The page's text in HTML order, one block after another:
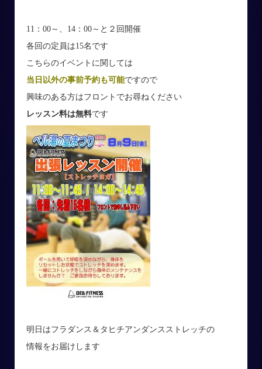
11：00～、14：00～と２回開催
各回の定員は15名です
こちらのイベントに関しては
当日以外の事前予約も可能ですので
興味のある方はフロントでお尋ねください
レッスン料は無料です
明日はフラダンス＆タヒチアンダンスストレッチの
情報をお届けします